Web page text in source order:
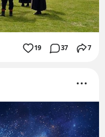
19 37 7